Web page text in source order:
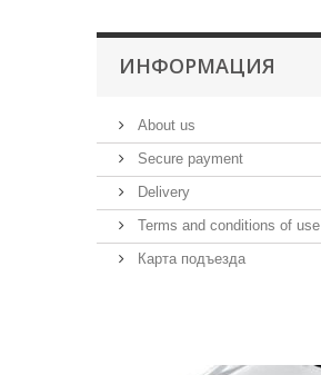
ИНФОРМАЦИЯ
About us
Secure payment
Delivery
Terms and conditions of use
Карта подъезда